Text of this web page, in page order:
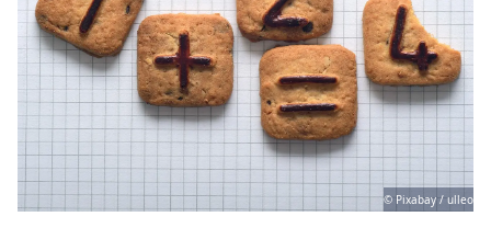
© Pixabay / ulleo